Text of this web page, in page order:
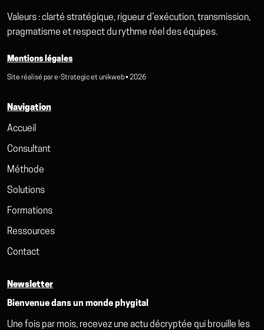
Valeurs : clarté stratégique, rigueur d’exécution, transmission,
pragmatisme et respect du rythme réel des équipes.
Mentions légales
Site réalisé pare-Strategicet unikweb• 2026
Navigation
Accueil
Consultant
Méthode
Solutions
Formations
Ressources
Contact
Newsletter
Bienvenue dans un monde phygital
Une fois par mois, recevez une actu décryptée qui brouille les